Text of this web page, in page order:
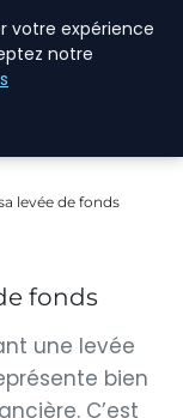
levée de fonds
fonds
une levée
bien
C’est
votre expérience
notre